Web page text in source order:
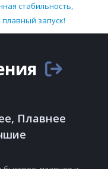
стабильность,
запуск!
Плавнее